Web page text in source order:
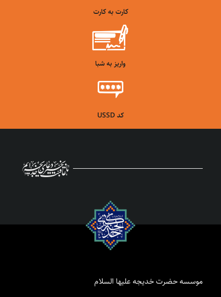
کارت به کارت
واریز به شبا
کد USSD
موسسه حضرت خدیجه علیها السلام